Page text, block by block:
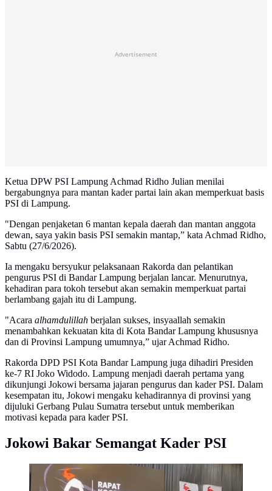
Advertisement
Ketua DPW PSI Lampung Achmad Ridho Julian menilai
bergabungnya para mantan kader partai lain akan memperkuat basis
PSI di Lampung.
"Dengan penjaketan 6 mantan kepala daerah dan mantan anggota
dewan, saya yakin basis PSI semakin mantap,” kata Achmad Ridho,
Sabtu (27/6/2026).
Ia mengaku bersyukur pelaksanaan Rakorda dan pelantikan
pengurus PSI di Bandar Lampung berjalan lancar. Menurutnya,
kehadiran para tokoh tersebut akan semakin memperkuat partai
berlambang gajah itu di Lampung.
"Acara alhamdulillah berjalan sukses, insyaallah semakin
menambahkan kekuatan kita di Kota Bandar Lampung khususnya
dan di Provinsi Lampung umumnya,” ujar Achmad Ridho.
Rakorda DPD PSI Kota Bandar Lampung juga dihadiri Presiden
ke-7 RI Joko Widodo. Lampung menjadi daerah pertama yang
dikunjungi Jokowi bersama jajaran pengurus dan kader PSI. Dalam
kesempatan itu, Jokowi mengaku kehadirannya di provinsi yang
dijuluki Gerbang Pulau Sumatra tersebut untuk memberikan
motivasi kepada para kader PSI.
Jokowi Bakar Semangat Kader PSI
Jokowi saat menghadiri Rapat Kerja Daerah (Rakerda)
PSI Lampung